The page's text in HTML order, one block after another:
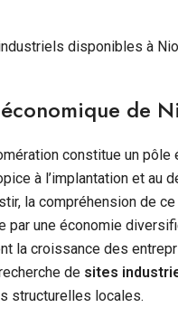
de
constitue un pôle
à l’implantation et au
la compréhension de
une économie
la croissance des
de sites
structurelles locales.